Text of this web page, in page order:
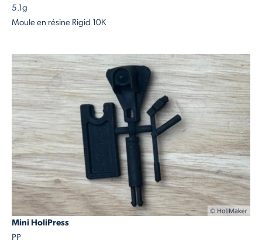
5.1g
Moule en résine Rigid 10K
Mini HoliPress
PP